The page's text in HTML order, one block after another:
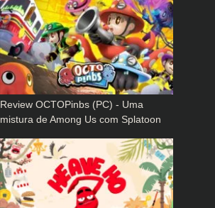
Review OCTOPinbs (PC) - Uma
mistura de Among Us com Splatoon